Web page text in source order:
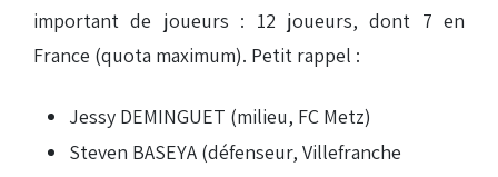
important de joueurs : 12 joueurs, dont 7 en
France (quota maximum). Petit rappel :
Jessy DEMINGUET (milieu, FC Metz)
Steven BASEYA (défenseur, Villefranche